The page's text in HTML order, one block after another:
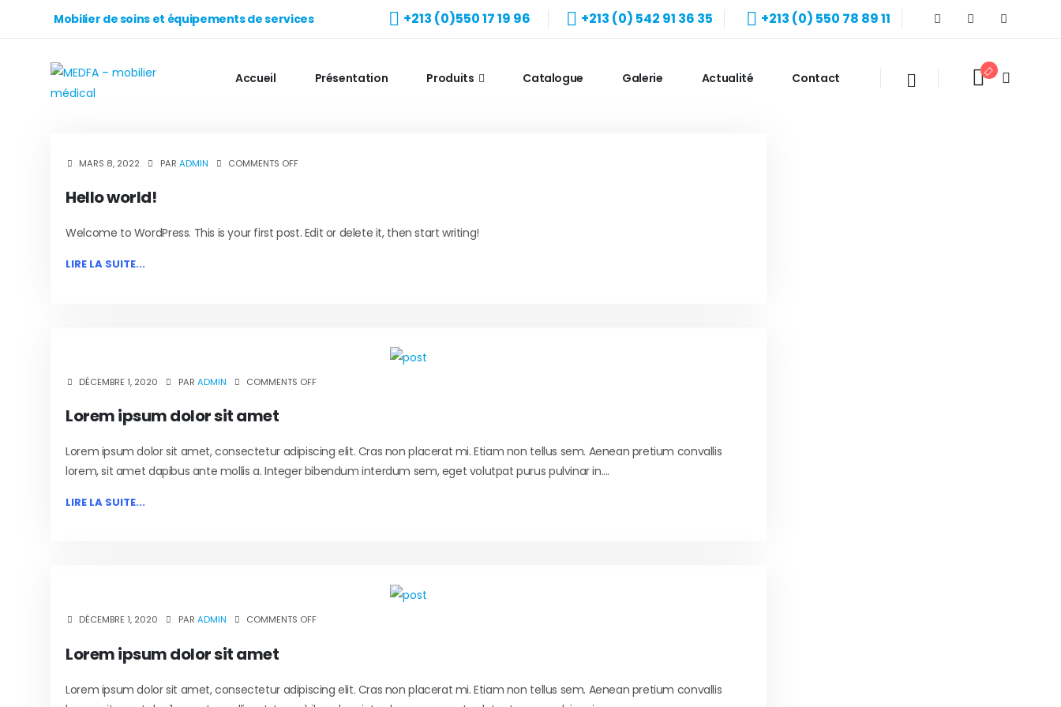
Mobilier de soins et équipements de services +213 (0)550 17 19 96 +213 (0) 542 91 36 35 +213 (0) 550 78 89 11
Accueil Présentation Produits Catalogue Galerie Actualité Contact
MARS 8, 2022 PAR ADMIN COMMENTS OFF
Hello world!
Welcome to WordPress. This is your first post. Edit or delete it, then start writing!
LIRE LA SUITE...
DÉCEMBRE 1, 2020 PAR ADMIN COMMENTS OFF
Lorem ipsum dolor sit amet
Lorem ipsum dolor sit amet, consectetur adipiscing elit. Cras non placerat mi. Etiam non tellus sem. Aenean pretium convallis
lorem, sit amet dapibus ante mollis a. Integer bibendum interdum sem, eget volutpat purus pulvinar in....
LIRE LA SUITE...
DÉCEMBRE 1, 2020 PAR ADMIN COMMENTS OFF
Lorem ipsum dolor sit amet
Lorem ipsum dolor sit amet, consectetur adipiscing elit. Cras non placerat mi. Etiam non tellus sem. Aenean pretium convallis